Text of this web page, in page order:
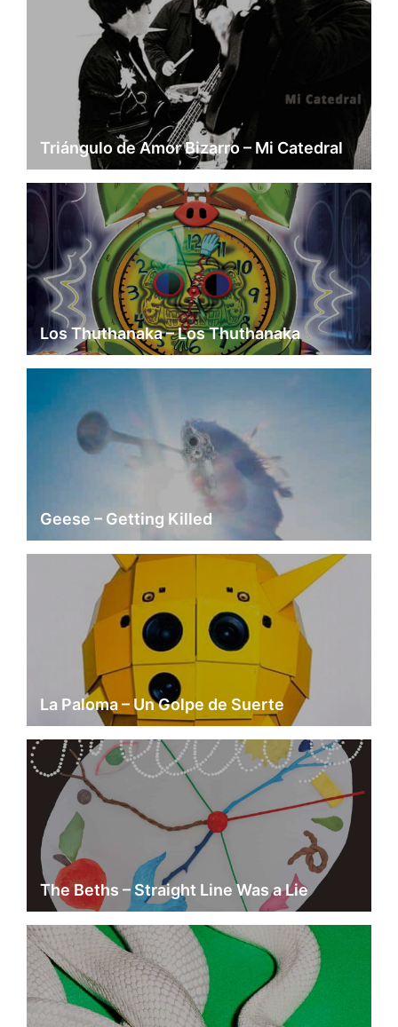
Triángulo de Amor Bizarro – Mi Catedral
Los Thuthanaka – Los Thuthanaka
Geese – Getting Killed
La Paloma – Un Golpe de Suerte
The Beths – Straight Line Was a Lie